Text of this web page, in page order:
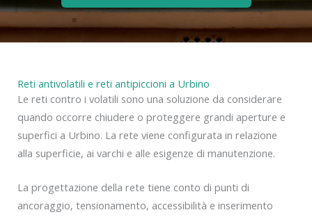
Reti antivolatili e reti antipiccioni a Urbino
Le reti contro i volatili sono una soluzione da considerare
quando occorre chiudere o proteggere grandi aperture e
superfici a Urbino. La rete viene configurata in relazione
alla superficie, ai varchi e alle esigenze di manutenzione.
La progettazione della rete tiene conto di punti di
ancoraggio, tensionamento, accessibilità e inserimento